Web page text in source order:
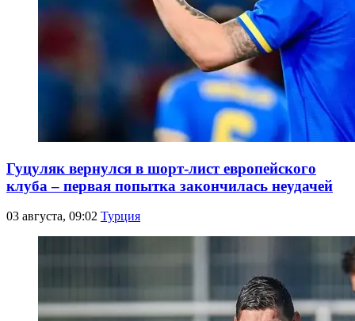
Гуцуляк вернулся в шорт-лист европейского
клуба – первая попытка закончилась неудачей
03 августа, 09:02 Турция